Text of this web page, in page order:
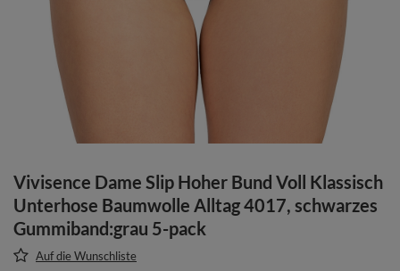
Vivisence Dame Slip Hoher Bund Voll Klassisch
Unterhose Baumwolle Alltag 4017, schwarzes
Gummiband:grau 5-pack
Auf die Wunschliste